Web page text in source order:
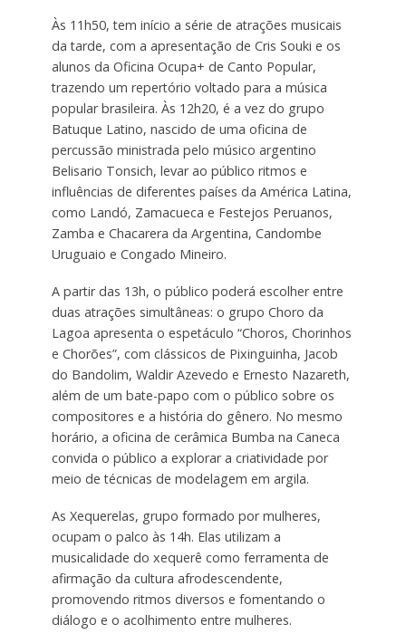
Às 11h50, tem início a série de atrações musicais
da tarde, com a apresentação de Cris Souki e os
alunos da Oficina Ocupa+ de Canto Popular,
trazendo um repertório voltado para a música
popular brasileira. Às 12h20, é a vez do grupo
Batuque Latino, nascido de uma oficina de
percussão ministrada pelo músico argentino
Belisario Tonsich, levar ao público ritmos e
influências de diferentes países da América Latina,
como Landó, Zamacueca e Festejos Peruanos,
Zamba e Chacarera da Argentina, Candombe
Uruguaio e Congado Mineiro.
A partir das 13h, o público poderá escolher entre
duas atrações simultâneas: o grupo Choro da
Lagoa apresenta o espetáculo “Choros, Chorinhos
e Chorões”, com clássicos de Pixinguinha, Jacob
do Bandolim, Waldir Azevedo e Ernesto Nazareth,
além de um bate-papo com o público sobre os
compositores e a história do gênero. No mesmo
horário, a oficina de cerâmica Bumba na Caneca
convida o público a explorar a criatividade por
meio de técnicas de modelagem em argila.
As Xequerelas, grupo formado por mulheres,
ocupam o palco às 14h. Elas utilizam a
musicalidade do xequerê como ferramenta de
afirmação da cultura afrodescendente,
promovendo ritmos diversos e fomentando o
diálogo e o acolhimento entre mulheres.